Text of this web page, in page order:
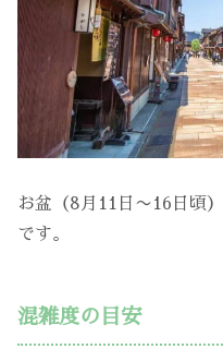
お盆（8月11日〜16日頃）
です。
混雑度の目安